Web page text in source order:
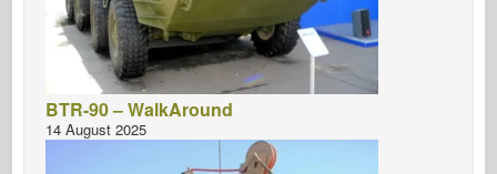
BTR-90 – WalkAround
14 August 2025